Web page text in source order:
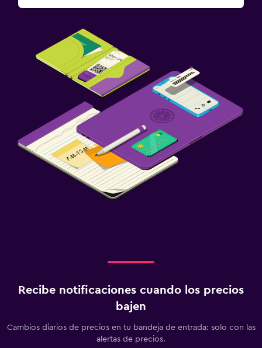
Recibe notificaciones cuando los precios
bajen
Cambios diarios de precios en tu bandeja de entrada: solo con las
alertas de precios.